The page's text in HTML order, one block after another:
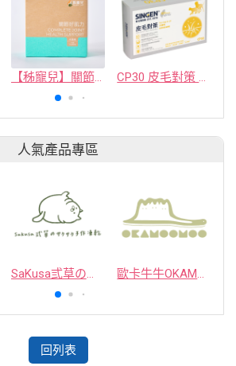
【秭寵兒】關節好肌力 CP30 皮毛對策 2gx20包/盒 (犬貓用)
人氣產品專區
SaKusa弎草のサクサク手作凍乾 歐卡牛牛OKAMOOMOO 貓草包
回列表